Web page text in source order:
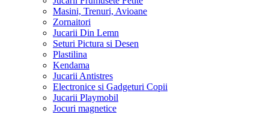
Masini, Trenuri, Avioane
Zornaitori
Jucarii Din Lemn
Seturi Pictura si Desen
Plastilina
Kendama
Jucarii Antistres
Electronice si Gadgeturi Copii
Jucarii Playmobil
Jocuri magnetice